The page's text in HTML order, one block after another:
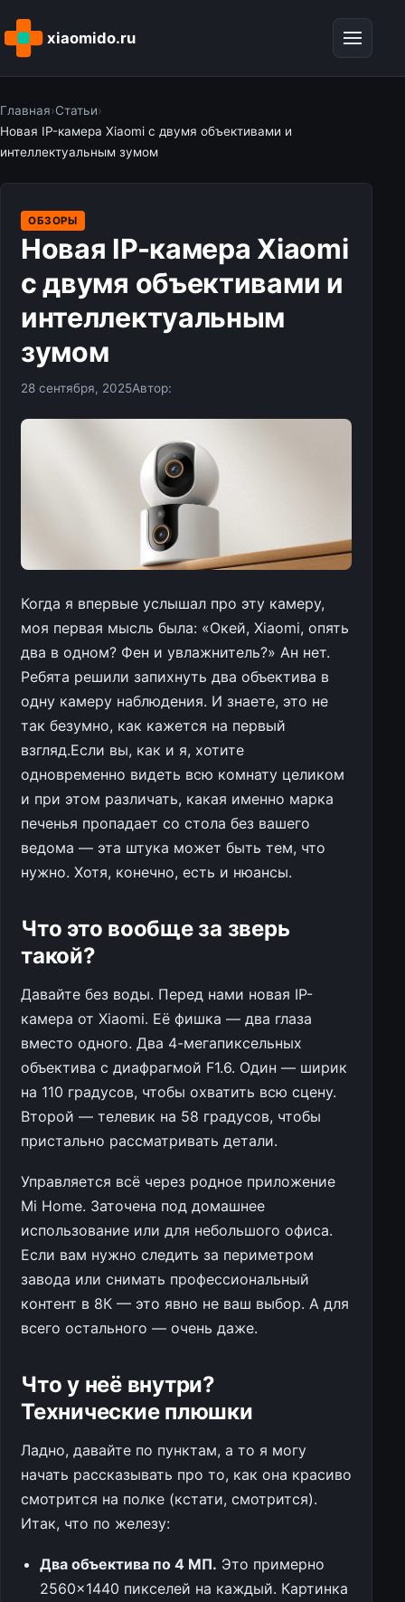
xiaomido.ru
Главная›Статьи›
Новая IP-камера Xiaomi с двумя объективами и
интеллектуальным зумом
ОБЗОРЫ
Новая IP-камера Xiaomi
с двумя объективами и
интеллектуальным
зумом
28 сентября, 2025Автор:
Когда я впервые услышал про эту камеру,
моя первая мысль была: «Окей, Xiaomi, опять
два в одном? Фен и увлажнитель?» Ан нет.
Ребята решили запихнуть два объектива в
одну камеру наблюдения. И знаете, это не
так безумно, как кажется на первый
взгляд.Если вы, как и я, хотите
одновременно видеть всю комнату целиком
и при этом различать, какая именно марка
печенья пропадает со стола без вашего
ведома — эта штука может быть тем, что
нужно. Хотя, конечно, есть и нюансы.
Что это вообще за зверь
такой?
Давайте без воды. Перед нами новая IP-
камера от Xiaomi. Её фишка — два глаза
вместо одного. Два 4-мегапиксельных
объектива с диафрагмой F1.6. Один — ширик
на 110 градусов, чтобы охватить всю сцену.
Второй — телевик на 58 градусов, чтобы
пристально рассматривать детали.
Управляется всё через родное приложение
Mi Home. Заточена под домашнее
использование или для небольшого офиса.
Если вам нужно следить за периметром
завода или снимать профессиональный
контент в 8К — это явно не ваш выбор. А для
всего остального — очень даже.
Что у неё внутри?
Технические плюшки
Ладно, давайте по пунктам, а то я могу
начать рассказывать про то, как она красиво
смотрится на полке (кстати, смотрится).
Итак, что по железу:
Два объектива по 4 МП. Это примерно
2560×1440 пикселей на каждый. Картинка